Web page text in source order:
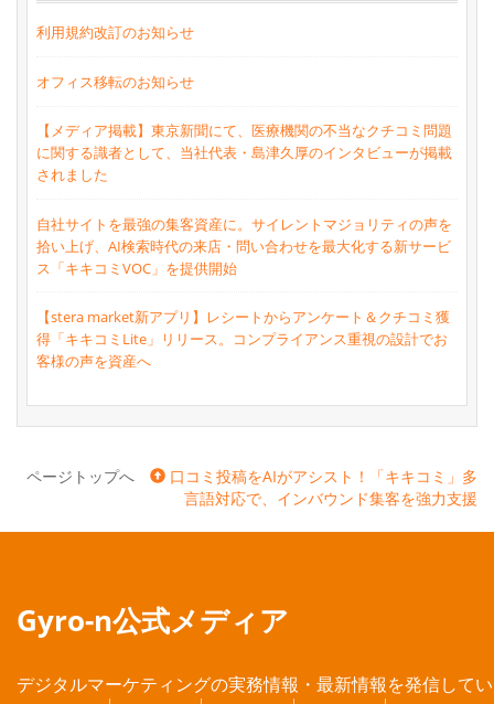
利用規約改訂のお知らせ
オフィス移転のお知らせ
【メディア掲載】東京新聞にて、医療機関の不当なクチコミ問題
に関する識者として、当社代表・島津久厚のインタビューが掲載
されました
自社サイトを最強の集客資産に。サイレントマジョリティの声を
拾い上げ、AI検索時代の来店・問い合わせを最大化する新サービ
ス「キキコミVOC」を提供開始
【stera market新アプリ】レシートからアンケート＆クチコミ獲
得「キキコミLite」リリース。コンプライアンス重視の設計でお
客様の声を資産へ
ページトップへ
口コミ投稿をAIがアシスト！「キキコミ」多
言語対応で、インバウンド集客を強力支援
Gyro-n公式メディア
デジタルマーケティングの実務情報・最新情報を発信して